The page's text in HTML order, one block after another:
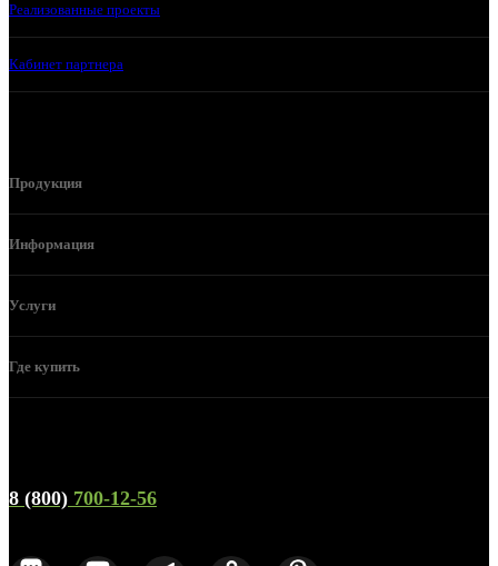
Реализованные проекты
Кабинет партнера
Продукция
Информация
Услуги
Где купить
8 (800) 700-12-56